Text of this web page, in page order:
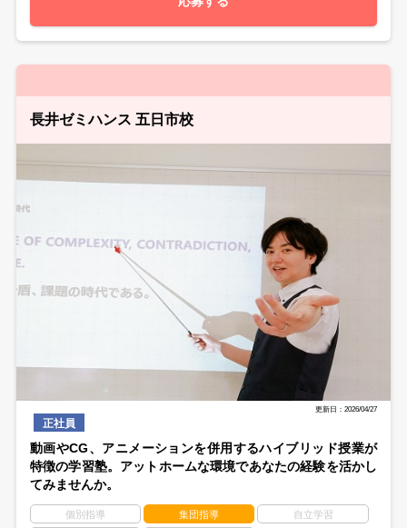
長井ゼミハンス 五日市校
更新日：2026/04/27
正社員
動画やCG、アニメーションを併用するハイブリッド授業が
特徴の学習塾。アットホームな環境であなたの経験を活かし
てみませんか。
個別指導 集団指導 自立学習